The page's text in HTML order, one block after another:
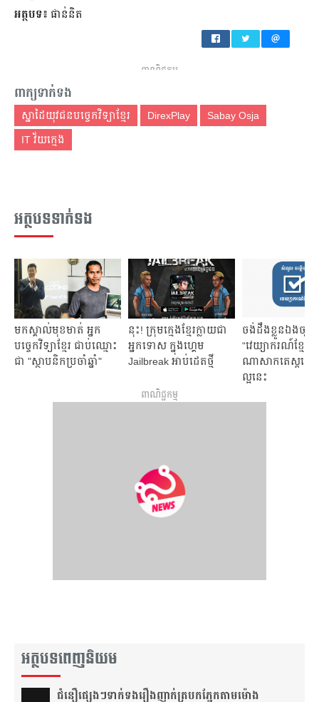
អត្ថបទ៖ ផាន់និត
ពាណិជ្ជកម្ម
ពាក្យទាក់ទង
ស្នាដៃយុវជនបច្ចេកវិទ្យាខ្មែរ DirexPlay Sabay Osja
IT វ័យក្មេង
អត្ថបទទាក់ទង
មក​ស្គាល់​មុខ​មាត់ អ្នក​
បច្ចេកវិទ្យា​ខ្មែរ ជាប់​ឈ្មោះ​
ជា "ស្ថាបនិក​ប្រចាំ​ឆ្នាំ"
នុះ! ក្រុម​ក្មេង​ខ្មែរ​ក្លាយ​ជា​
អ្នក​ទោស ក្នុង​​ហ្គេម
Jailbreak អាប់ដេត​ថ្មី
ចង់​ដឹង​ខ្លួន​ឯង​ច្បា
“វេយ្យាករណ៍ខ្មែរ​"
ណាសាក​តេស្ត​​​​លើ​ក
ល្អ​​នេះ​
ពាណិជ្ជកម្ម
អត្ថបទពេញនិយម
ជំនឿ​ផ្សេងៗ​ទាក់ទង​រឿង​ញាក់​ត្របក​ភ្នែក​តាម​ម៉ោង​